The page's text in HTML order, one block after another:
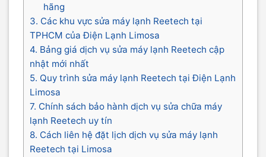
hãng
3. Các khu vực sửa máy lạnh Reetech tại
TPHCM của Điện Lạnh Limosa
4. Bảng giá dịch vụ sửa máy lạnh Reetech cập
nhật mới nhất
5. Quy trình sửa máy lạnh Reetech tại Điện Lạnh
Limosa
7. Chính sách bảo hành dịch vụ sửa chữa máy
lạnh Reetech uy tín
8. Cách liên hệ đặt lịch dịch vụ sửa máy lạnh
Reetech tại Limosa